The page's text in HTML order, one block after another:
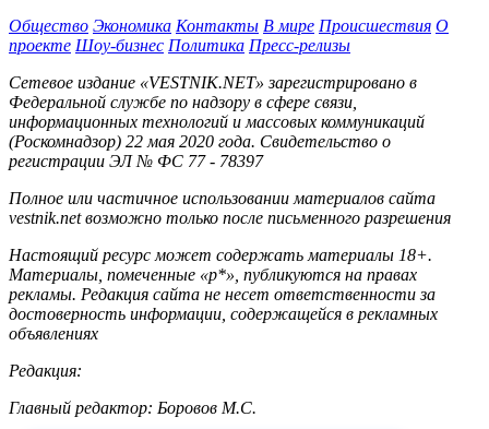
Общество Экономика Контакты В мире Происшествия О
проекте Шоу-бизнес Политика Пресс-релизы
Сетевое издание «VESTNIK.NET» зарегистрировано в
Федеральной службе по надзору в сфере связи,
информационных технологий и массовых коммуникаций
(Роскомнадзор) 22 мая 2020 года. Свидетельство о
регистрации ЭЛ № ФС 77 - 78397
Полное или частичное использовании материалов сайта
vestnik.net возможно только после письменного разрешения
Настоящий ресурс может содержать материалы 18+.
Материалы, помеченные «р*», публикуются на правах
рекламы. Редакция сайта не несет ответственности за
достоверность информации, содержащейся в рекламных
объявлениях
Редакция:
Главный редактор: Боровов М.С.